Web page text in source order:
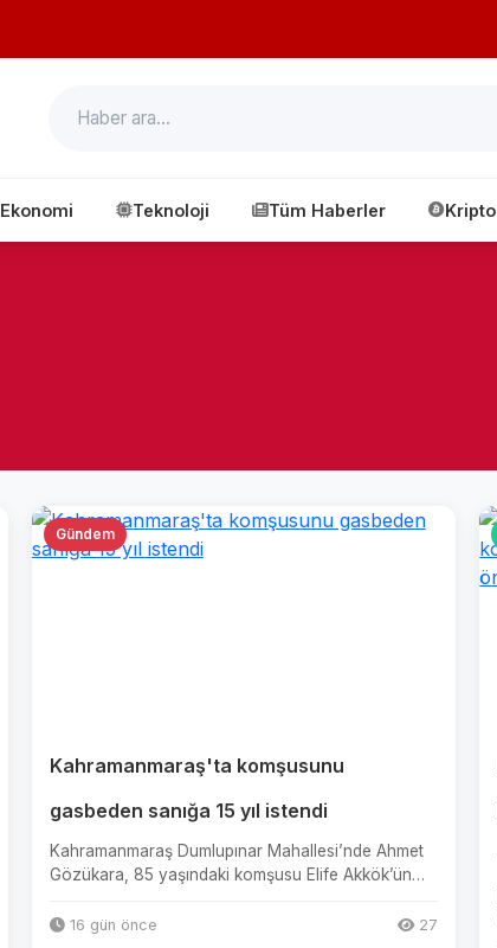
Ekonomi Teknoloji Tüm Haberler Kripto
Gündem
Kahramanmaraş'ta komşusunu
gasbeden sanığa 15 yıl istendi
Kahramanmaraş Dumlupınar Mahallesi’nde Ahmet
Gözükara, 85 yaşındaki komşusu Elife Akkök’ün
16 gün önce 27